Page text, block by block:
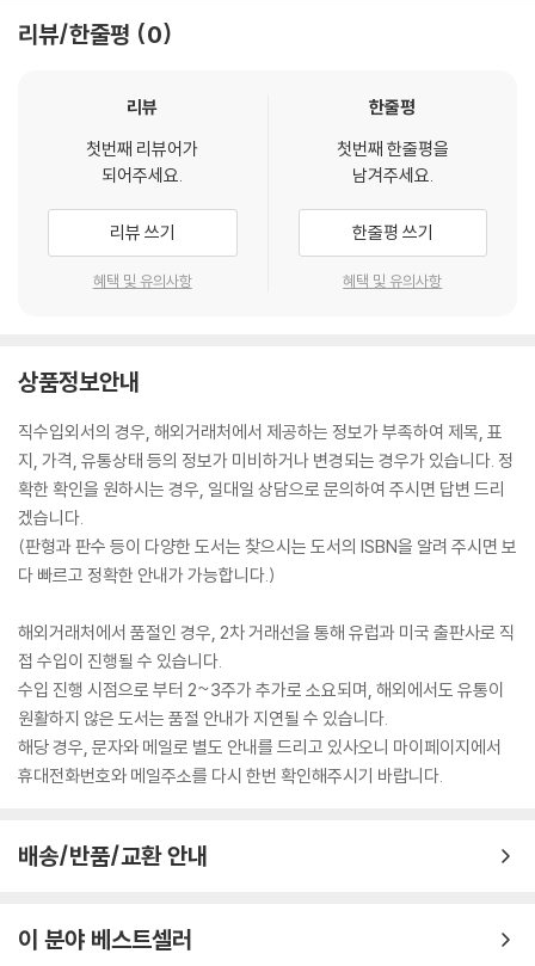
리뷰/한줄평 0
리뷰
첫번째 리뷰어가
되어주세요.
리뷰 쓰기
혜택 및 유의사항
한줄평
첫번째 한줄평을
남겨주세요.
한줄평 쓰기
혜택 및 유의사항
상품정보안내
직수입외서의 경우, 해외거래처에서 제공하는 정보가 부족하여 제목, 표
지, 가격, 유통상태 등의 정보가 미비하거나 변경되는 경우가 있습니다. 정
확한 확인을 원하시는 경우, 일대일 상담으로 문의하여 주시면 답변 드리
겠습니다.
(판형과 판수 등이 다양한 도서는 찾으시는 도서의 ISBN을 알려 주시면 보
다 빠르고 정확한 안내가 가능합니다.)
해외거래처에서 품절인 경우, 2차 거래선을 통해 유럽과 미국 출판사로 직
접 수입이 진행될 수 있습니다.
수입 진행 시점으로 부터 2~3주가 추가로 소요되며, 해외에서도 유통이
원활하지 않은 도서는 품절 안내가 지연될 수 있습니다.
해당 경우, 문자와 메일로 별도 안내를 드리고 있사오니 마이페이지에서
휴대전화번호와 메일주소를 다시 한번 확인해주시기 바랍니다.
배송/반품/교환 안내
이 분야 베스트셀러